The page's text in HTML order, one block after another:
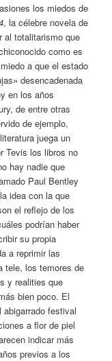
los miedos de
, la célebre novela de
al totalitarismo que
como es
a que el estado
desencadenada
en los años
de entre otras
de ejemplo,
juega un
Tevis los libros no
hay nadie que
Paul Bentley
idea con la que
el reflejo de los
podrían haber
su propia
a reprimir las
tele, los temores de
y realities que
bien poco. El
festival
a flor de piel
indicar más
previos a los